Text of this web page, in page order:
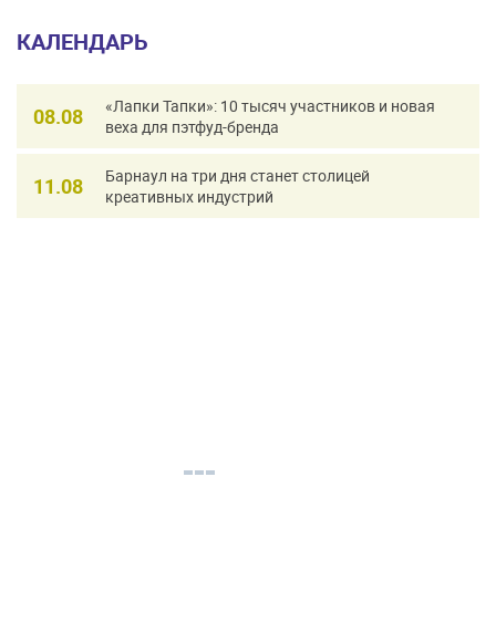
КАЛЕНДАРЬ
08.08
«Лапки Тапки»: 10 тысяч участников и новая
веха для пэтфуд-бренда
11.08
Барнаул на три дня станет столицей
креативных индустрий